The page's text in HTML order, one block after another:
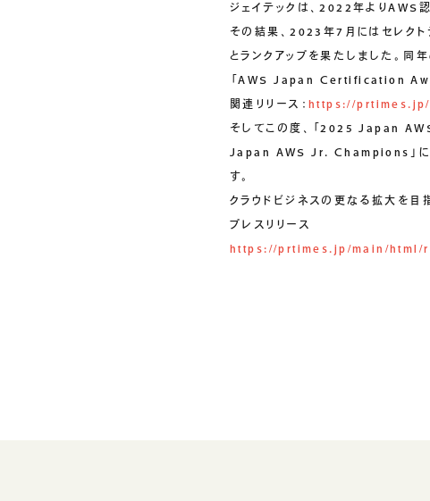
ジェイテックは、2022年よりAWS
その結果、2023年7月にはセレクト
とランクアップを果たしました
「AWS Japan Certification
関連リリース： https://
そしてこの度、「2025 Japan
Japan AWS Jr. Champions」に選
す。
クラウドビジネスの更なる拡大を目
プレスリリース
https://prtimes.jp/main/html/